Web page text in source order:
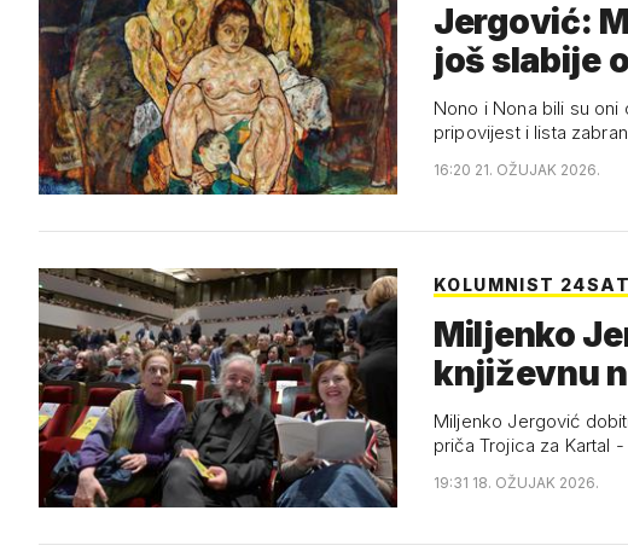
Jergović:
još slabije
Nono i Nona bili su
pripovijest i lista
16:20 21. OŽUJAK 2026.
KOLUMNIST
Miljenko
književnu
Miljenko Jergović
priča Trojica za Kartal
19:31 18. OŽUJAK 2026.